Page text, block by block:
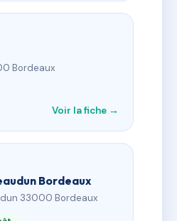
Bordeaux
Voir la fiche →
Bordeaux
33000 Bordeaux